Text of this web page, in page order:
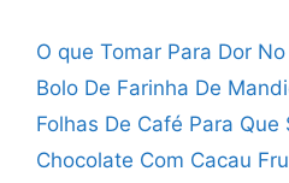
O que Tomar Para Dor
Bolo De Farinha De
Folhas De Café Para Que
Chocolate Com Cacau